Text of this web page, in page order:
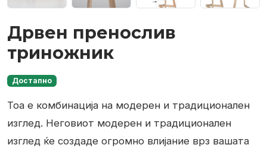
Дрвен пренослив
триножник
Достапно
Тоа е комбинација на модерен и традиционален
изглед. Неговиот модерен и традиционален
изглед ќе создаде огромно влијание врз вашата